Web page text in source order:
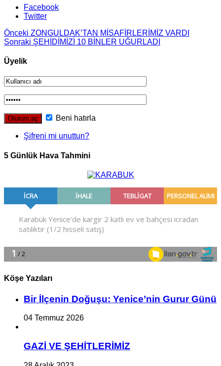
Facebook
Twitter
Önceki ZONGULDAK’TAN MİSAFİRLERİMİZ VARDI
Sonraki ŞEHİDİMİZİ 10 BİNLER UĞURLADI
Üyelik
Beni hatırla
Şifreni mi unuttun?
5 Günlük Hava Tahmini
Köşe Yazıları
Bir İlçe­nin Do­ğu­şu: Ye­ni­ce’nin Gurur Günü
04 Temmuz 2026
GAZİ VE ŞEHİTLERİMİZ